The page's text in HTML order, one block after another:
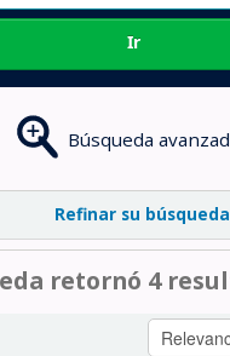
Ir
Búsqueda
Refinar su búsqueda
retornó 4